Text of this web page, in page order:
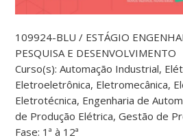
109924-BLU / ESTÁGIO
PESQUISA E DESENVOLVIMENTO
Curso(s): Automação Industrial,
Eletroeletrônica, Eletromecânica,
Eletrotécnica, Engenharia de
de Produção Elétrica, Gestão de
Fase: 1ª à 12ª